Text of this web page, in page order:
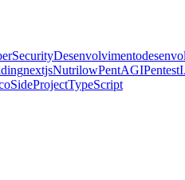
Desenvolvimento
nextjsNutrilowPentAGI
SideProjectTypeScript